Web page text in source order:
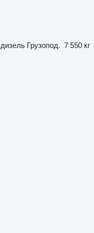
дизель Грузопод. 7 550 кг